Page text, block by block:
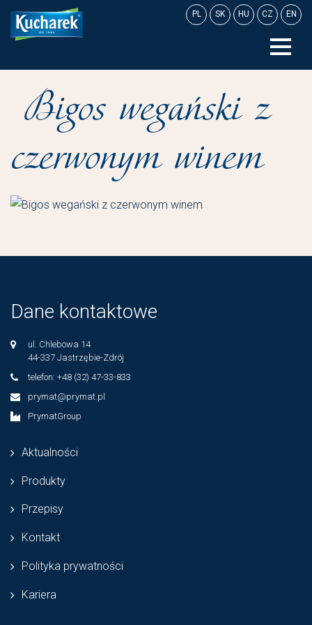
Skip
PL SK HU CZ EN
Bigos wegański z
czerwonym winem
Dane kontaktowe
ul. Chlebowa 14
44-337 Jastrzębie-Zdrój
telefon: +48 (32) 47-33-833
prymat@prymat.pl
PrymatGroup
Aktualności
Produkty
Przepisy
Kontakt
Polityka prywatności
Kariera